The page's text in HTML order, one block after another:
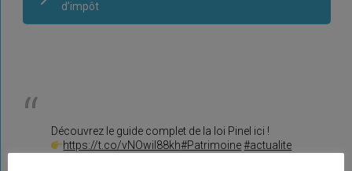
d’impôt
Découvrez le guide complet de la loi Pinel ici !
https://t.co/vNOwil88kh#Patrimoine #actualite